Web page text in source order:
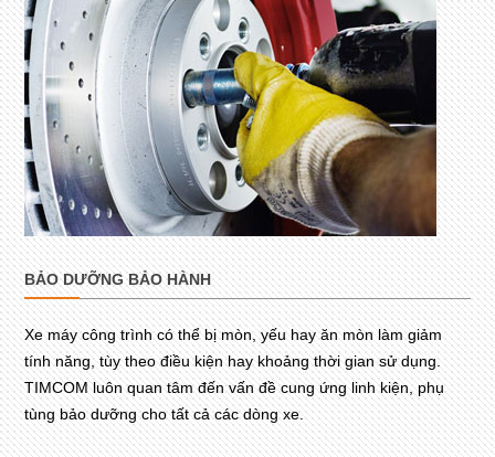
BẢO DƯỠNG BẢO HÀNH
Xe máy công trình có thể bị mòn, yếu hay ăn mòn làm giảm
tính năng, tùy theo điều kiện hay khoảng thời gian sử dụng.
TIMCOM luôn quan tâm đến vấn đề cung ứng linh kiện, phụ
tùng bảo dưỡng cho tất cả các dòng xe.